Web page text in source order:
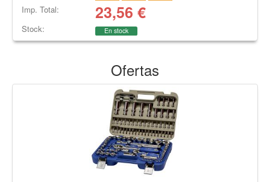
Imp. Total: 23,56 €
Stock: En stock
Ofertas